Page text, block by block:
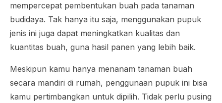
mempercepat pembentukan buah pada tanaman
budidaya. Tak hanya itu saja, menggunakan pupuk
jenis ini juga dapat meningkatkan kualitas dan
kuantitas buah, guna hasil panen yang lebih baik.
Meskipun kamu hanya menanam tanaman buah
secara mandiri di rumah, penggunaan pupuk ini bisa
kamu pertimbangkan untuk dipilih. Tidak perlu pusing